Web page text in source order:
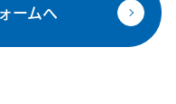
ームへ